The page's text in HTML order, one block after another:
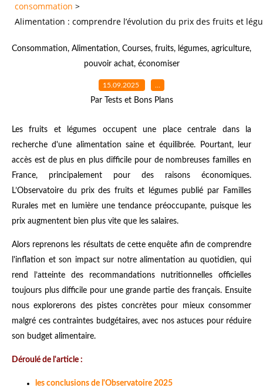
consommation >
Alimentation : comprendre l’évolution du prix des fruits et
Consommation, Alimentation, Courses, fruits, légumes, agriculture,
pouvoir achat, économiser
15.09.2025 …
Par Tests et Bons Plans
Les fruits et légumes occupent une place centrale dans la
recherche d'une alimentation saine et équilibrée. Pourtant, leur
accès est de plus en plus difficile pour de nombreuses familles en
France, principalement pour des raisons économiques.
L’Observatoire du prix des fruits et légumes publié par Familles
Rurales met en lumière une tendance préoccupante, puisque les
prix augmentent bien plus vite que les salaires.
Alors reprenons les résultats de cette enquête afin de comprendre
l'inflation et son impact sur notre alimentation au quotidien, qui
rend l’atteinte des recommandations nutritionnelles officielles
toujours plus difficile pour une grande partie des français. Ensuite
nous explorerons des pistes concrètes pour mieux consommer
malgré ces contraintes budgétaires, avec nos astuces pour réduire
son budget alimentaire.
Déroulé de l'article :
les conclusions de l'Observatoire 2025